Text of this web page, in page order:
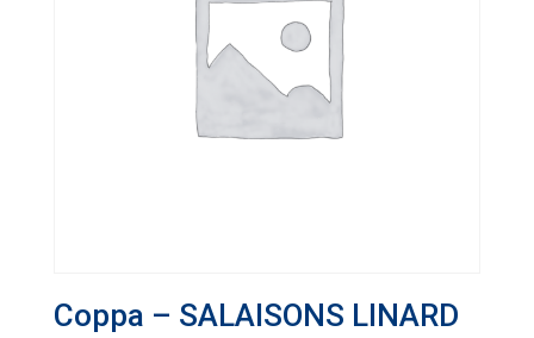
Coppa – SALAISONS LINARD